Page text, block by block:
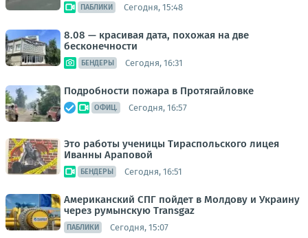
ПАБЛИКИ Сегодня, 15:48
8.08 — красивая дата, похожая на две
бесконечности
БЕНДЕРЫ Сегодня, 16:31
Подробности пожара в Протягайловке
ОФИЦ. Сегодня, 16:57
Это работы ученицы Тираспольского лицея
Иванны Араповой
БЕНДЕРЫ Сегодня, 16:51
Американский СПГ пойдет в Молдову и Украину
через румынскую Transgaz
ПАБЛИКИ Сегодня, 15:07